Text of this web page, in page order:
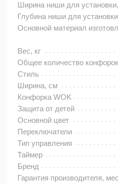
Ширина ниши для
Глубина ниши для
Основной материал
Вес, кг
Общее количество конфорок
Стиль
Ширина, см
Конфорка WOK
Защита от детей
Основной цвет
Переключатели
Тип управления
Таймер
Бренд
Гарантия производителя, мес